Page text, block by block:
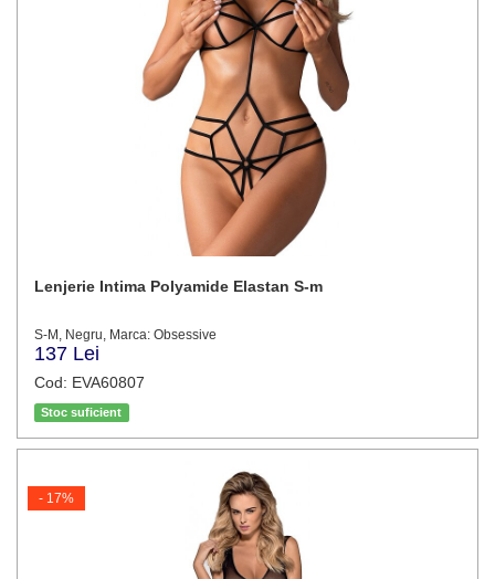
Lenjerie Intima Polyamide Elastan S-m
S-M, Negru, Marca: Obsessive
137 Lei
Cod: EVA60807
Stoc suficient
- 17%